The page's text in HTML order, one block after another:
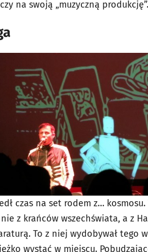
na swoją „muzyczną produkcję”.
czas na set rodem z…
z krańców wszechświata, a z
To z niej wydobywał tego
wystać w miejscu.